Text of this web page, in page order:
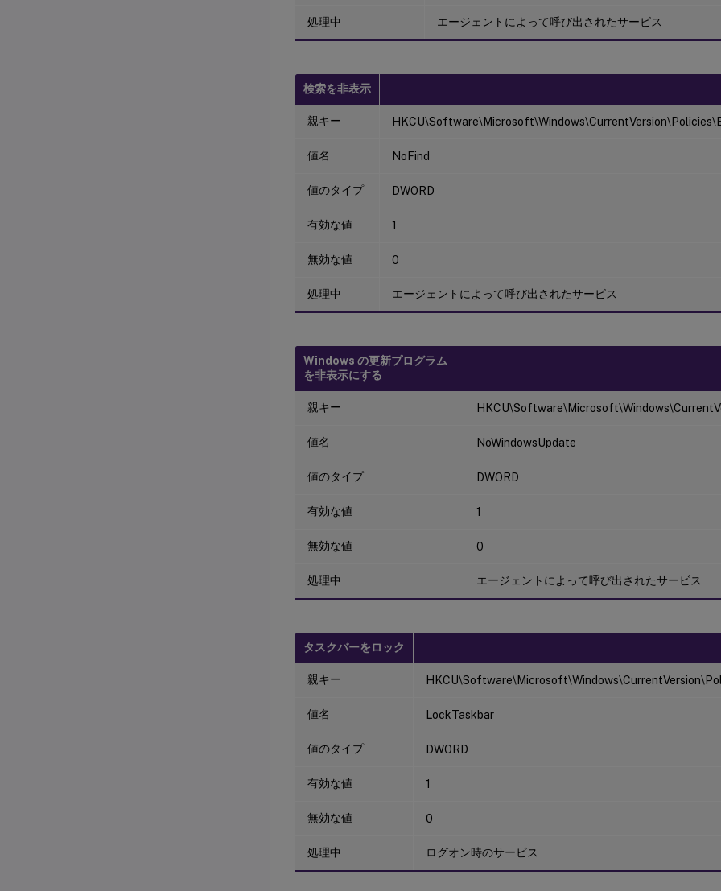
処理中 エージェントによって呼び出されたサービス
検索を非表示
親キー
値名 NoFind
値のタイプ DWORD
有効な値 1
無効な値 0
処理中 エージェントによって呼び出されたサービス
Windows の更新プログラム
を非表示にする
親キー
値名 NoWindowsUpdate
値のタイプ DWORD
有効な値 1
無効な値 0
処理中 エージェントによって呼び出されたサービス
タスクバーをロック
親キー
値名 LockTaskbar
値のタイプ DWORD
有効な値 1
無効な値 0
処理中 ログオン時のサービス